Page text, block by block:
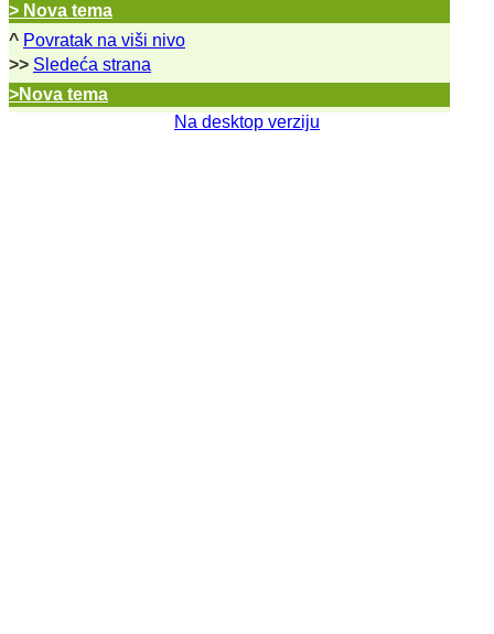
> Nova tema
^ Povratak na viši nivo
>> Sledeća strana
>Nova tema
Na desktop verziju